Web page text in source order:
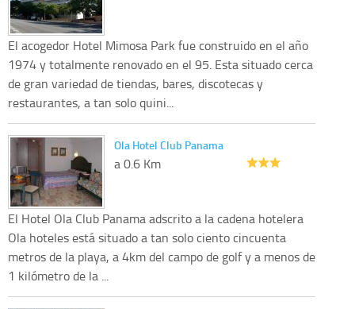
El acogedor Hotel Mimosa Park fue construido en el año
1974 y totalmente renovado en el 95. Esta situado cerca
de gran variedad de tiendas, bares, discotecas y
restaurantes, a tan solo quini...
Ola Hotel Club Panama
a 0.6 Km
El Hotel Ola Club Panama adscrito a la cadena hotelera
Ola hoteles está situado a tan solo ciento cincuenta
metros de la playa, a 4km del campo de golf y a menos de
1 kilómetro de la ...